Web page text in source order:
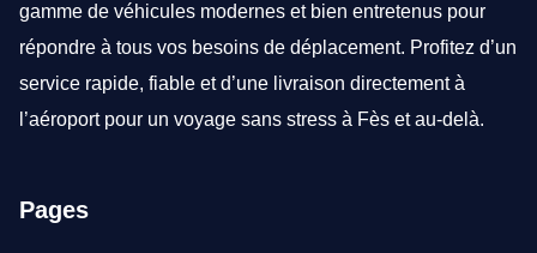
gamme de véhicules modernes et bien entretenus pour
répondre à tous vos besoins de déplacement. Profitez d’un
service rapide, fiable et d’une livraison directement à
l’aéroport pour un voyage sans stress à Fès et au-delà.
Pages